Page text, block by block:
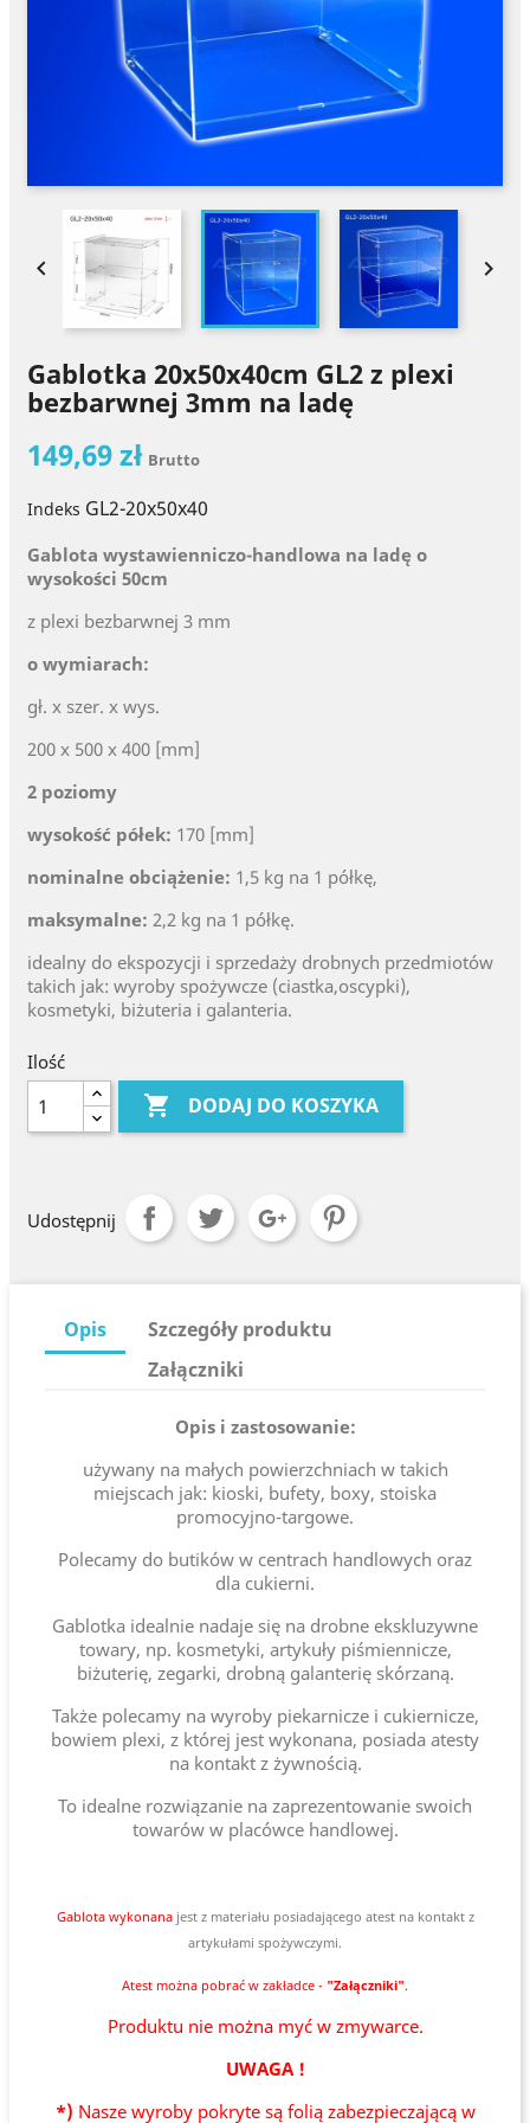
 
Gablotka 20x50x40cm GL2 z plexi
bezbarwnej 3mm na ladę
149,69 zł Brutto
Indeks GL2-20x50x40
Gablota wystawienniczo-handlowa na ladę o
wysokości 50cm
z plexi bezbarwnej 3 mm
o wymiarach:
gł. x szer. x wys.
200 x 500 x 400 [mm]
2 poziomy
wysokość półek: 170 [mm]
nominalne obciążenie: 1,5 kg na 1 półkę,
maksymalne: 2,2 kg na 1 półkę.
idealny do ekspozycji i sprzedaży drobnych przedmiotów
takich jak: wyroby spożywcze (ciastka,oscypki),
kosmetyki, biżuteria i galanteria.
Ilość
 DODAJ DO KOSZYKA
Udostępnij
Opis
Szczegóły produktu
Załączniki
Opis i zastosowanie:
używany na małych powierzchniach w takich
miejscach jak: kioski, bufety, boxy, stoiska
promocyjno-targowe.
Polecamy do butików w centrach handlowych oraz
dla cukierni.
Gablotka idealnie nadaje się na drobne ekskluzywne
towary, np. kosmetyki, artykuły piśmiennicze,
biżuterię, zegarki, drobną galanterię skórzaną.
Także polecamy na wyroby piekarnicze i cukiernicze,
bowiem plexi, z której jest wykonana, posiada atesty
na kontakt z żywnością.
To idealne rozwiązanie na zaprezentowanie swoich
towarów w placówce handlowej.
Gablota wykonana jest z materiału posiadającego atest na kontakt z
artykułami spożywczymi.
Atest można pobrać w zakładce - "Załączniki".
Produktu nie można myć w zmywarce.
UWAGA !
*) Nasze wyroby pokryte są folią zabezpieczającą w